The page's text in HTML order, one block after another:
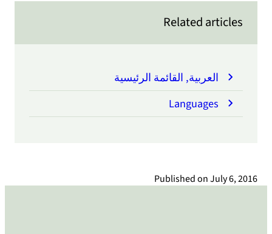
Related articles
العربية, القائمة الرئيسية
Languages
Published onJuly 6, 2016